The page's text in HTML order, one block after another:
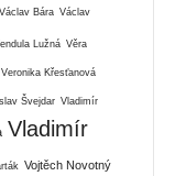
Václav Bára Václav
Lužná Věra
Veronika Křesťanová
Švejdar Vladimír
Vladimír
Vojtěch Novotný